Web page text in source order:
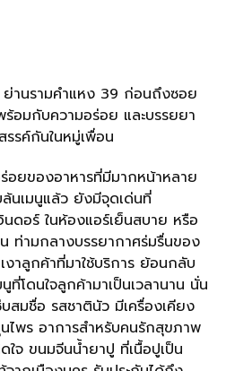
ย่านรามคำแหง 39 ก่อนถึงซอย
อมกับความอร่อย และบรรยยา
สังสรรค์กันในหมู่เพื่อน
อยของอาหารที่มีมากหน้าหลาย
นเมนูแล้ว ยังมีจุดเด่นที่
ดอร์ ในห้องแอร์เย็นสบาย หรือ
ท่ามกลางบรรยากาศร่มรื่นของ
าลูกค้าที่มาใช้บริการ ย้อนกลับ
ที่โดนใจลูกค้ามาเป็นเวลานาน นั่น
มชื่อ รสชาตินัว มีเครื่องเคียง
ไพร อาการสำหรับคนรักสุขภาพ
จ ขนมจีนน้ำยาปู ที่เนื้อปูเป็น